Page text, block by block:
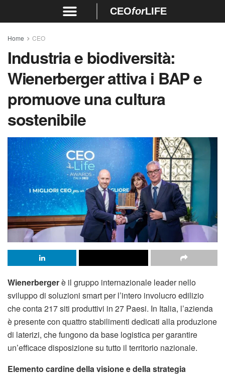
CEOforLIFE
Home CEO
Industria e biodiversità:
Wienerberger attiva i BAP e
promuove una cultura
sostenibile
Wienerbergerè il gruppo internazionale leader nello
sviluppo di soluzioni smart per l’intero involucro edilizio
che conta 217 siti produttivi in 27 Paesi. In Italia, l’azienda
è presente con quattro stabilimenti dedicati alla produzione
di laterizi, che fungono da base logistica per garantire
un’efficace disposizione su tutto il territorio nazionale.
Elemento cardine della visione e della strategia